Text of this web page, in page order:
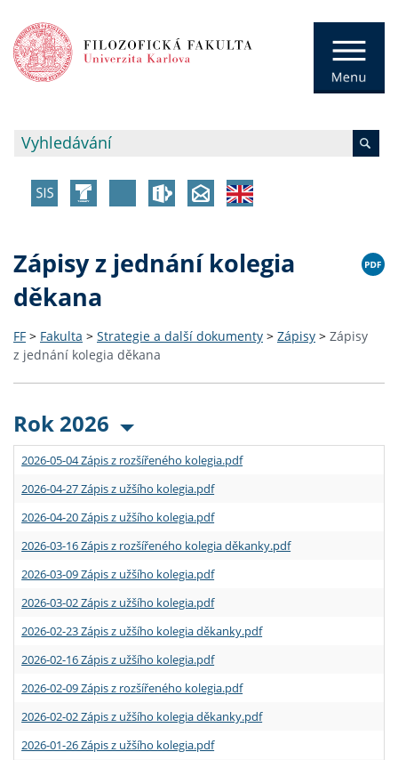
Zápisy z jednání kolegia
děkana
FF > Fakulta > Strategie a další dokumenty > Zápisy > Zápisy
z jednání kolegia děkana
Rok 2026
2026-05-04 Zápis z rozšířeného kolegia.pdf
2026-04-27 Zápis z užšího kolegia.pdf
2026-04-20 Zápis z užšího kolegia.pdf
2026-03-16 Zápis z rozšířeného kolegia děkanky.pdf
2026-03-09 Zápis z užšího kolegia.pdf
2026-03-02 Zápis z užšího kolegia.pdf
2026-02-23 Zápis z užšího kolegia děkanky.pdf
2026-02-16 Zápis z užšího kolegia.pdf
2026-02-09 Zápis z rozšířeného kolegia.pdf
2026-02-02 Zápis z užšího kolegia děkanky.pdf
2026-01-26 Zápis z užšího kolegia.pdf